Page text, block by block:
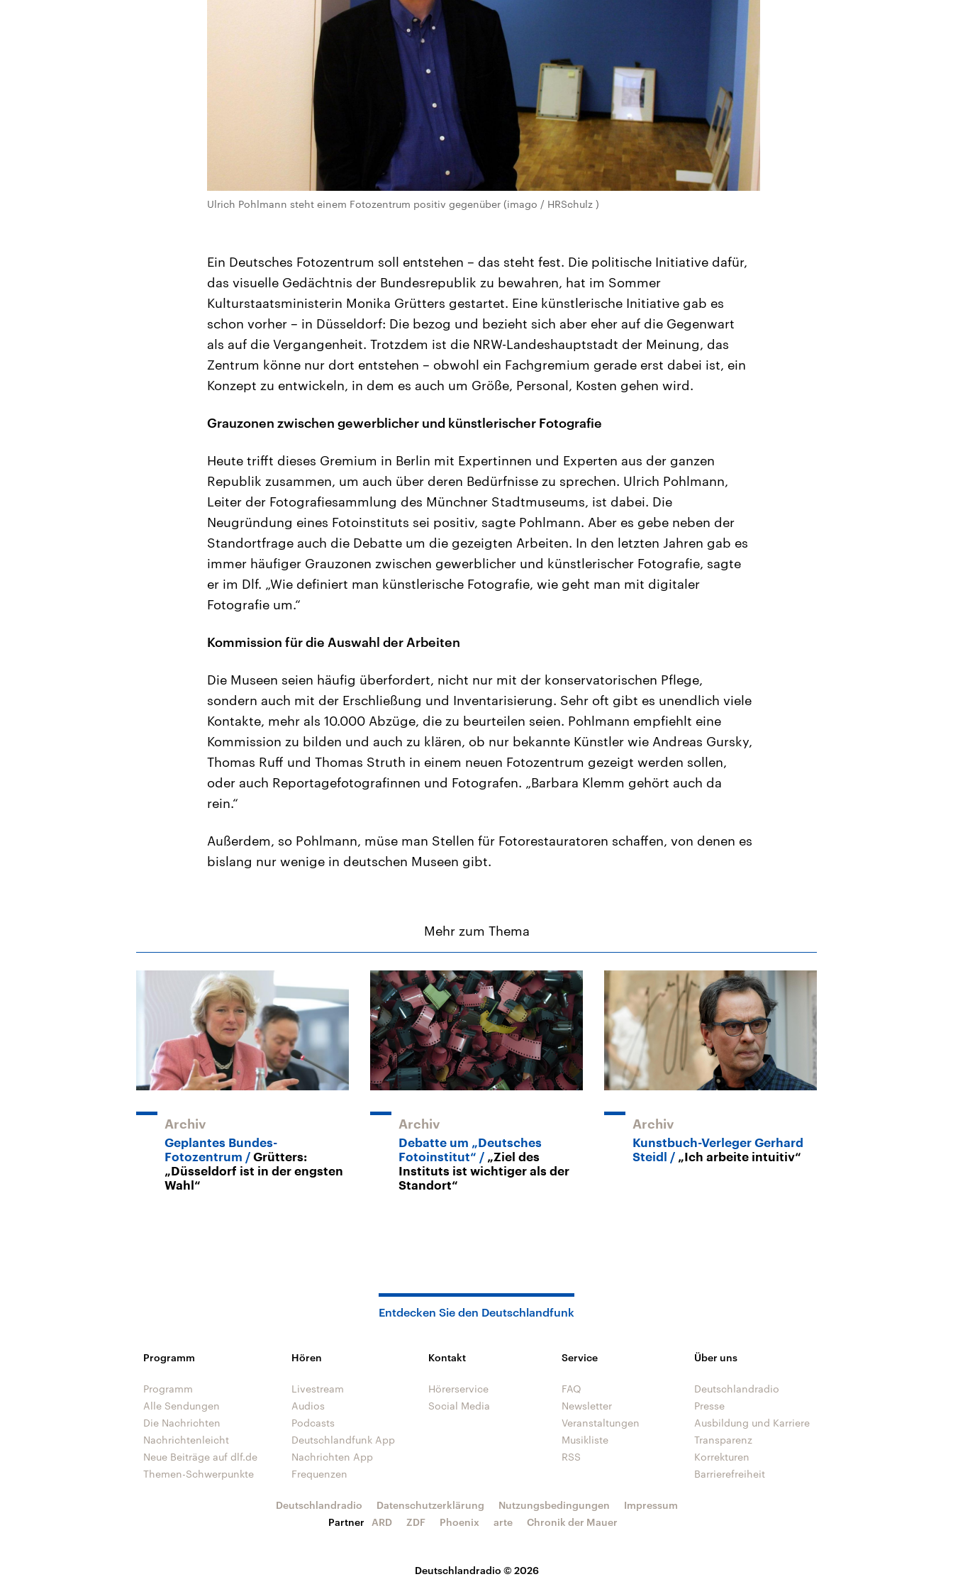
Ulrich Pohlmann steht einem Fotozentrum positiv gegenüber (imago / HRSchulz )
Ein Deutsches Fotozentrum soll entstehen – das steht fest. Die politische Initiative dafür,
das visuelle Gedächtnis der Bundesrepublik zu bewahren, hat im Sommer
Kulturstaatsministerin Monika Grütters gestartet. Eine künstlerische Initiative gab es
schon vorher – in Düsseldorf: Die bezog und bezieht sich aber eher auf die Gegenwart
als auf die Vergangenheit. Trotzdem ist die NRW-Landeshauptstadt der Meinung, das
Zentrum könne nur dort entstehen – obwohl ein Fachgremium gerade erst dabei ist, ein
Konzept zu entwickeln, in dem es auch um Größe, Personal, Kosten gehen wird.
Grauzonen zwischen gewerblicher und künstlerischer Fotografie
Heute trifft dieses Gremium in Berlin mit Expertinnen und Experten aus der ganzen
Republik zusammen, um auch über deren Bedürfnisse zu sprechen. Ulrich Pohlmann,
Leiter der Fotografiesammlung des Münchner Stadtmuseums, ist dabei. Die
Neugründung eines Fotoinstituts sei positiv, sagte Pohlmann. Aber es gebe neben der
Standortfrage auch die Debatte um die gezeigten Arbeiten. In den letzten Jahren gab es
immer häufiger Grauzonen zwischen gewerblicher und künstlerischer Fotografie, sagte
er im Dlf. „Wie definiert man künstlerische Fotografie, wie geht man mit digitaler
Fotografie um.“
Kommission für die Auswahl der Arbeiten
Die Museen seien häufig überfordert, nicht nur mit der konservatorischen Pflege,
sondern auch mit der Erschließung und Inventarisierung. Sehr oft gibt es unendlich viele
Kontakte, mehr als 10.000 Abzüge, die zu beurteilen seien. Pohlmann empfiehlt eine
Kommission zu bilden und auch zu klären, ob nur bekannte Künstler wie Andreas Gursky,
Thomas Ruff und Thomas Struth in einem neuen Fotozentrum gezeigt werden sollen,
oder auch Reportagefotografinnen und Fotografen. „Barbara Klemm gehört auch da
rein.“
Außerdem, so Pohlmann, müse man Stellen für Fotorestauratoren schaffen, von denen es
bislang nur wenige in deutschen Museen gibt.
Mehr zum Thema
Archiv
Geplantes Bundes-
Fotozentrum
Grütters:
„Düsseldorf ist in der engsten
Wahl“
Archiv
Debatte um „Deutsches
Fotoinstitut“
„Ziel des
Instituts ist wichtiger als der
Standort“
Archiv
Kunstbuch-Verleger Gerhard
Steidl
„Ich arbeite intuitiv“
Entdecken Sie den Deutschlandfunk
Programm
Programm
Alle Sendungen
Die Nachrichten
Nachrichtenleicht
Neue Beiträge auf dlf.de
Themen-Schwerpunkte
Hören
Livestream
Audios
Podcasts
Deutschlandfunk App
Nachrichten App
Frequenzen
Kontakt
Hörerservice
Social Media
Service
FAQ
Newsletter
Veranstaltungen
Musikliste
RSS
Über uns
Deutschlandradio
Presse
Ausbildung und Karriere
Transparenz
Korrekturen
Barrierefreiheit
Deutschlandradio © 2026
Deutschlandradio Datenschutzerklärung Nutzungsbedingungen
Impressum
Partner
ARD ZDF Phoenix arte Chronik der Mauer